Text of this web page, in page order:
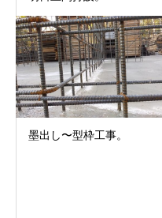
墨出し〜型枠工事。